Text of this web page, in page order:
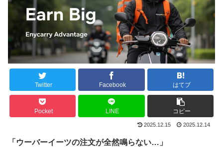
Twitter Facebook はてブ
Pocket LINE コピー
2025.12.15 2025.12.14
「ウーバーイーツの注文が全然鳴らない…」